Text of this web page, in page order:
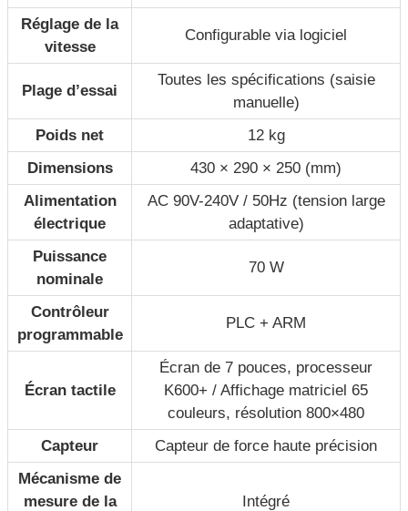
Réglage de la
vitesse
Configurable via logiciel
Plage d’essai
Toutes les spécifications (saisie
manuelle)
Poids net
12 kg
Dimensions
430 × 290 × 250 (mm)
Alimentation
électrique
AC 90V-240V / 50Hz (tension large
adaptative)
Puissance
nominale
70 W
Contrôleur
programmable
PLC + ARM
Écran tactile
Écran de 7 pouces, processeur
K600+ / Affichage matriciel 65
couleurs, résolution 800×480
Capteur
Capteur de force haute précision
Mécanisme de
mesure de la
Intégré